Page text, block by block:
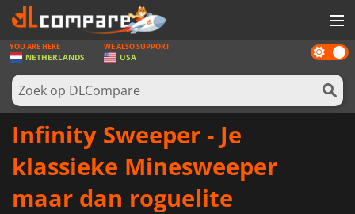
SPELLEN
GAME CARDS
SOFTWARE
Dark
mode
YOU ARE HERE
NETHERLANDS
WE ALSO SUPPORT
USA
Infinity Sweeper - Je
klassieke Minesweeper
maar dan roguelite